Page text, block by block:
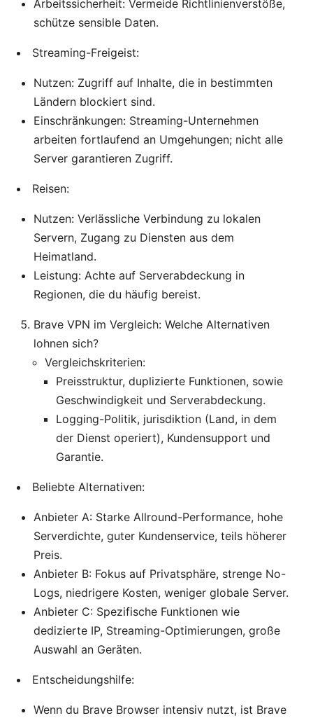
Arbeitssicherheit: Vermeide Richtlinienverstöße,
schütze sensible Daten.
Streaming-Freigeist:
Nutzen: Zugriff auf Inhalte, die in bestimmten
Ländern blockiert sind.
Einschränkungen: Streaming-Unternehmen
arbeiten fortlaufend an Umgehungen; nicht alle
Server garantieren Zugriff.
Reisen:
Nutzen: Verlässliche Verbindung zu lokalen
Servern, Zugang zu Diensten aus dem
Heimatland.
Leistung: Achte auf Serverabdeckung in
Regionen, die du häufig bereist.
Brave VPN im Vergleich: Welche Alternativen
lohnen sich?
Vergleichskriterien:
Preisstruktur, duplizierte Funktionen, sowie
Geschwindigkeit und Serverabdeckung.
Logging-Politik, jurisdiktion (Land, in dem
der Dienst operiert), Kundensupport und
Garantie.
Beliebte Alternativen:
Anbieter A: Starke Allround-Performance, hohe
Serverdichte, guter Kundenservice, teils höherer
Preis.
Anbieter B: Fokus auf Privatsphäre, strenge No-
Logs, niedrigere Kosten, weniger globale Server.
Anbieter C: Spezifische Funktionen wie
dedizierte IP, Streaming-Optimierungen, große
Auswahl an Geräten.
Entscheidungshilfe:
Wenn du Brave Browser intensiv nutzt, ist Brave